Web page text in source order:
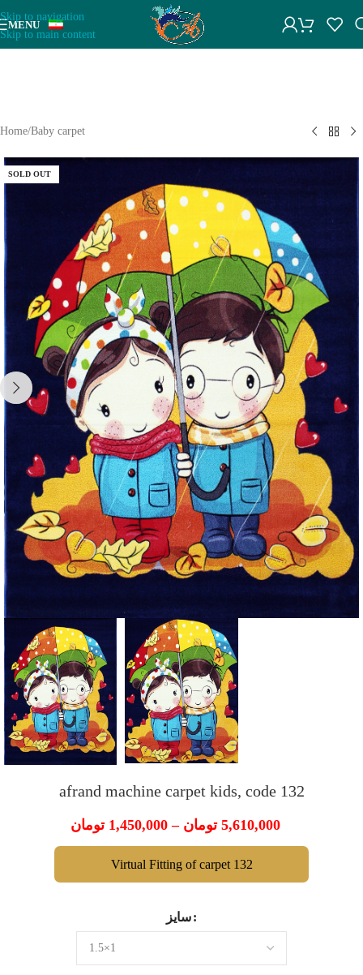
Skip to navigation
Skip to main content
MENU
Home/Baby carpet
SOLD OUT
afrand machine carpet kids, code 132
1,450,000 تومان – 5,610,000 تومان
Virtual Fitting of carpet 132
سایز
پشتیبانی سایت افرند
طرح فرش‌ها را دارد. در صورت آفلاین بودن، میتوانید با شماره